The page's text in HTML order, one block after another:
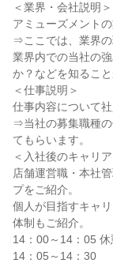
＜業界・会社説明＞
アミューズメント
⇒ここでは、業界の
業界内での当社の
か？などを知ること
＜仕事説明＞
仕事内容について
⇒当社の募集職種
てもらいます。
＜入社後のキャリ
店舗運営職・本社
プをご紹介。
個人が目指すキャ
体制もご紹介。
14：00～14：05 休
14：05～14：30